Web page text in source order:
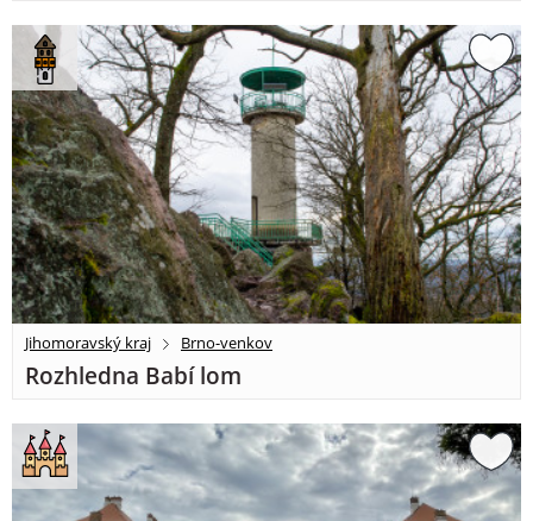
Jihomoravský kraj Brno-venkov
Rozhledna Babí lom